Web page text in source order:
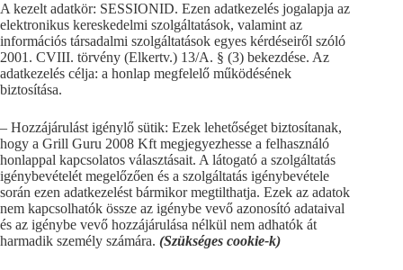
A kezelt adatkör: SESSIONID. Ezen adatkezelés jogalapja az
elektronikus kereskedelmi szolgáltatások, valamint az
információs társadalmi szolgáltatások egyes kérdéseiről szóló
2001. CVIII. törvény (Elkertv.) 13/A. § (3) bekezdése. Az
adatkezelés célja: a honlap megfelelő működésének
biztosítása.
– Hozzájárulást igénylő sütik: Ezek lehetőséget biztosítanak,
hogy a Grill Guru 2008 Kft megjegyezhesse a felhasználó
honlappal kapcsolatos választásait. A látogató a szolgáltatás
igénybevételét megelőzően és a szolgáltatás igénybevétele
során ezen adatkezelést bármikor megtilthatja. Ezek az adatok
nem kapcsolhatók össze az igénybe vevő azonosító adataival
és az igénybe vevő hozzájárulása nélkül nem adhatók át
harmadik személy számára. (Szükséges cookie-k)